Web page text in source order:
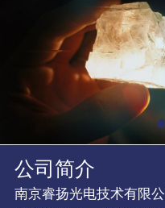
公司简介
南京睿扬光电技术有限